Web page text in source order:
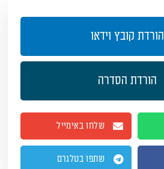
הורדת קובץ וידאו
הורדת הסדרה
שלחו באימייל
שתפו בטלגרם